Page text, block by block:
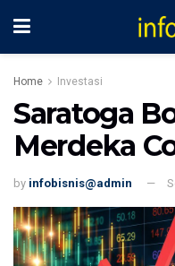
Home Investasi
Saratoga
Merdeka
by infobisnis@admin